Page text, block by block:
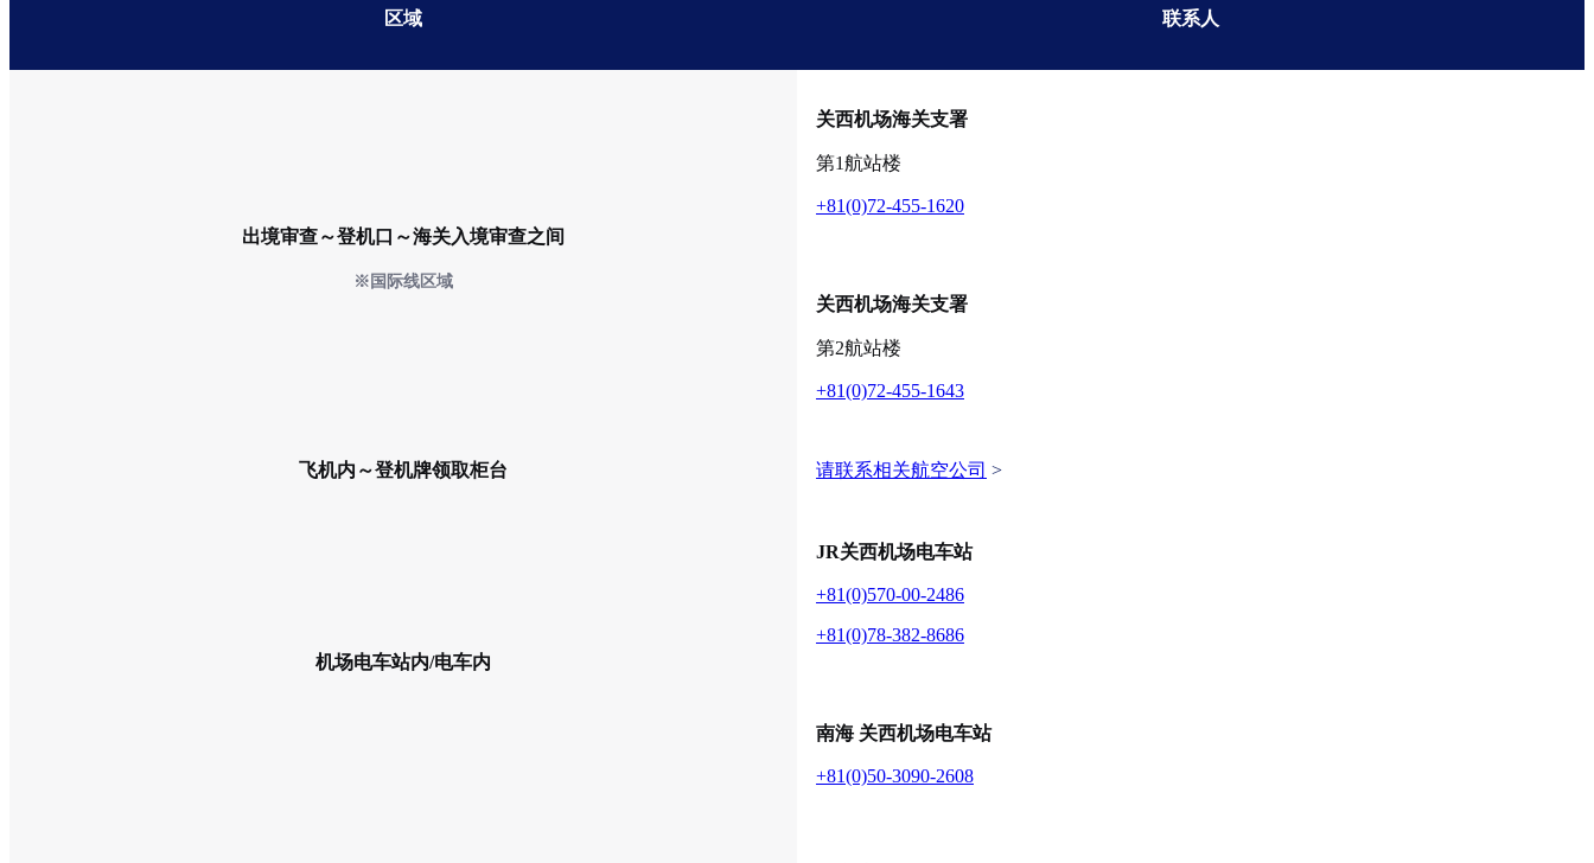
区域 联系人
出境审查～登机口～海关入境审查之间
※国际线区域
关西机场海关支署
第1航站楼
+81(0)72-455-1620
关西机场海关支署
第2航站楼
+81(0)72-455-1643
飞机内～登机牌领取柜台 请联系相关航空公司 >
机场电车站内/电车内
JR关西机场电车站
+81(0)570-00-2486
+81(0)78-382-8686
南海 关西机场电车站
+81(0)50-3090-2608